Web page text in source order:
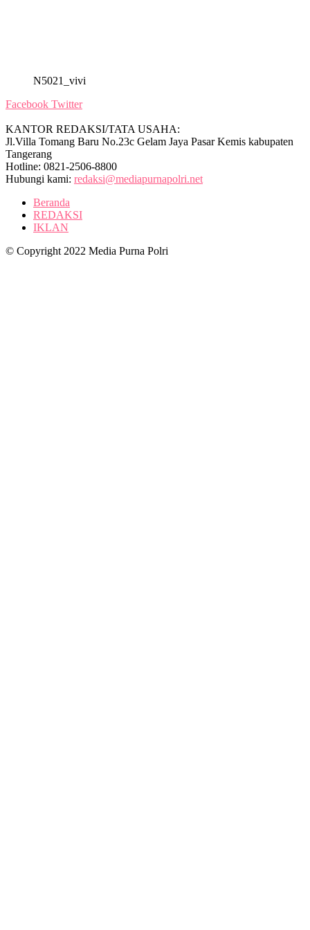
N5021_vivi
Facebook Twitter
KANTOR REDAKSI/TATA USAHA:
Jl.Villa Tomang Baru No.23c Gelam Jaya Pasar Kemis kabupaten
Tangerang
Hotline: 0821-2506-8800
Hubungi kami: redaksi@mediapurnapolri.net
Beranda
REDAKSI
IKLAN
© Copyright 2022 Media Purna Polri